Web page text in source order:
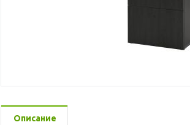
Описание